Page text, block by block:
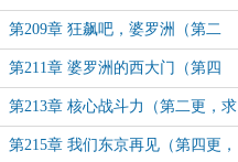
更，求订阅）
第209章 狂飙吧，婆罗洲（第二
更，求订阅）
第211章 婆罗洲的西大门（第四
更，求订阅）
第213章 核心战斗力（第二更，求
订阅）
第215章 我们东京再见（第四更，